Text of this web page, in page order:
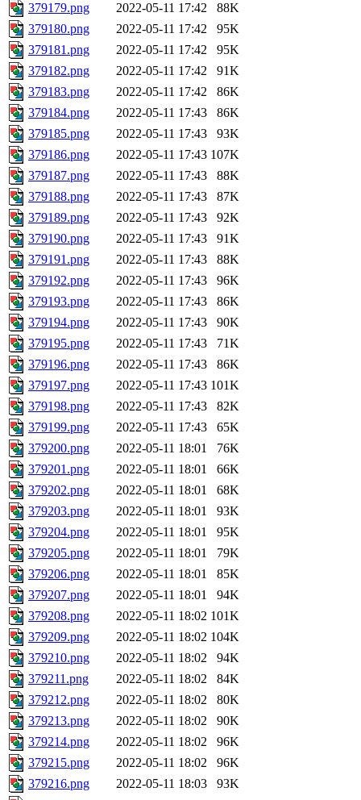
379179.png
2022-05-11 17:42
88K
379180.png
2022-05-11 17:42
95K
379181.png
2022-05-11 17:42
95K
379182.png
2022-05-11 17:42
91K
379183.png
2022-05-11 17:42
86K
379184.png
2022-05-11 17:43
86K
379185.png
2022-05-11 17:43
93K
379186.png
2022-05-11 17:43 107K
379187.png
2022-05-11 17:43
88K
379188.png
2022-05-11 17:43
87K
379189.png
2022-05-11 17:43
92K
379190.png
2022-05-11 17:43
91K
379191.png
2022-05-11 17:43
88K
379192.png
2022-05-11 17:43
96K
379193.png
2022-05-11 17:43
86K
379194.png
2022-05-11 17:43
90K
379195.png
2022-05-11 17:43
71K
379196.png
2022-05-11 17:43
86K
379197.png
2022-05-11 17:43 101K
379198.png
2022-05-11 17:43
82K
379199.png
2022-05-11 17:43
65K
379200.png
2022-05-11 18:01
76K
379201.png
2022-05-11 18:01
66K
379202.png
2022-05-11 18:01
68K
379203.png
2022-05-11 18:01
93K
379204.png
2022-05-11 18:01
95K
379205.png
2022-05-11 18:01
79K
379206.png
2022-05-11 18:01
85K
379207.png
2022-05-11 18:01
94K
379208.png
2022-05-11 18:02 101K
379209.png
2022-05-11 18:02 104K
379210.png
2022-05-11 18:02
94K
379211.png
2022-05-11 18:02
84K
379212.png
2022-05-11 18:02
80K
379213.png
2022-05-11 18:02
90K
379214.png
2022-05-11 18:02
96K
379215.png
2022-05-11 18:02
96K
379216.png
2022-05-11 18:03
93K